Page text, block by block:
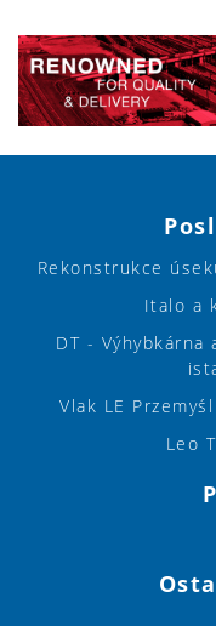
Rekonstrukce
Italo a
DT -
Vlak LE
Leo